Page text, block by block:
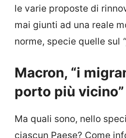
le varie proposte di
mai giunti ad una reale
norme, specie quelle sul
Macron, “i
porto più vicino”
Ma quali sono, nello
ciascun Paese? Come